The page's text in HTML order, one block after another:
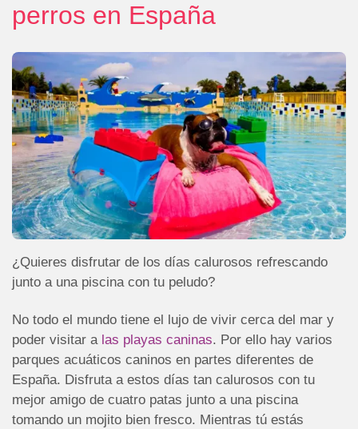
perros en España
¿Quieres disfrutar de los días calurosos refrescando
junto a una piscina con tu peludo?
No todo el mundo tiene el lujo de vivir cerca del mar y
poder visitar a las playas caninas. Por ello hay varios
parques acuáticos caninos en partes diferentes de
España. Disfruta a estos días tan calurosos con tu
mejor amigo de cuatro patas junto a una piscina
tomando un mojito bien fresco. Mientras tú estás